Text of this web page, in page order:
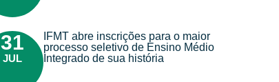
31
JUL
IFMT abre inscrições para o maior
processo seletivo de Ensino Médio
Integrado de sua história